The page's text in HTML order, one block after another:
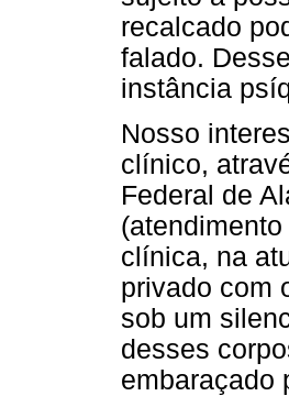
recalcado
falado.
instância
Nosso
clínico,
Federal de
clínica, na
privado com
sob um
desses
embaraçado